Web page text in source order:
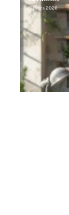
11 mars 2026